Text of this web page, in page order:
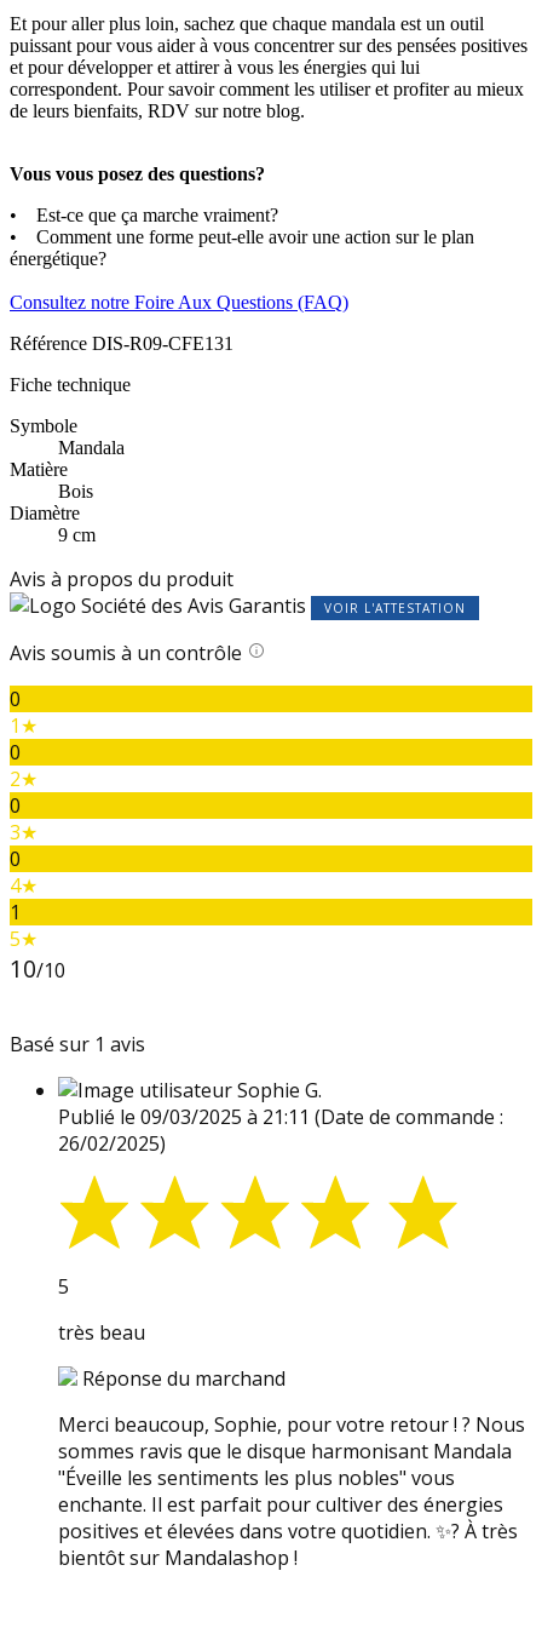
Et pour aller plus loin, sachez que chaque mandala est un outil
puissant pour vous aider à vous concentrer sur des pensées positives
et pour développer et attirer à vous les énergies qui lui
correspondent. Pour savoir comment les utiliser et profiter au mieux
de leurs bienfaits, RDV sur notre blog.
Vous vous posez des questions?
• Est-ce que ça marche vraiment?
• Comment une forme peut-elle avoir une action sur le plan
énergétique?
Consultez notre Foire Aux Questions (FAQ)
Référence DIS-R09-CFE131
Fiche technique
Symbole
Mandala
Matière
Bois
Diamètre
9 cm
Avis à propos du produit
VOIR L'ATTESTATION
Avis soumis à un contrôle
0
1★
0
2★
0
3★
0
4★
1
5★
10/10
Basé sur 1 avis
Sophie G.
Publié le 09/03/2025 à 21:11 (Date de commande :
26/02/2025)
5
très beau
Réponse du marchand
Merci beaucoup, Sophie, pour votre retour ! ? Nous
sommes ravis que le disque harmonisant Mandala
"Éveille les sentiments les plus nobles" vous
enchante. Il est parfait pour cultiver des énergies
positives et élevées dans votre quotidien. ✨? À très
bientôt sur Mandalashop !